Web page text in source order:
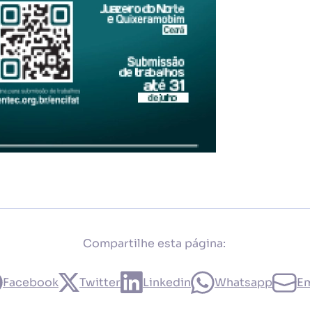
Compartilhe esta página:
Facebook Twitter Linkedin Whatsapp